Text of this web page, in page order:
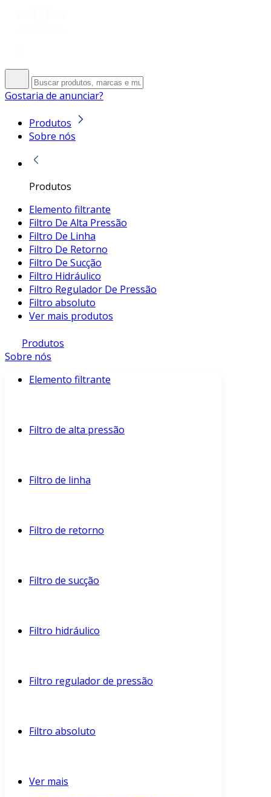
Gostaria de anunciar?
Produtos
Sobre nós
Produtos
Elemento filtrante
Filtro De Alta Pressão
Filtro De Linha
Filtro De Retorno
Filtro De Sucção
Filtro Hidráulico
Filtro Regulador De Pressão
Filtro absoluto
Ver mais produtos
Produtos
Sobre nós
Elemento filtrante
Filtro de alta pressão
Filtro de linha
Filtro de retorno
Filtro de sucção
Filtro hidráulico
Filtro regulador de pressão
Filtro absoluto
Ver mais